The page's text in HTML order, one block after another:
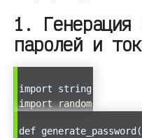
1. Генерация
паролей и
import string
import random
def